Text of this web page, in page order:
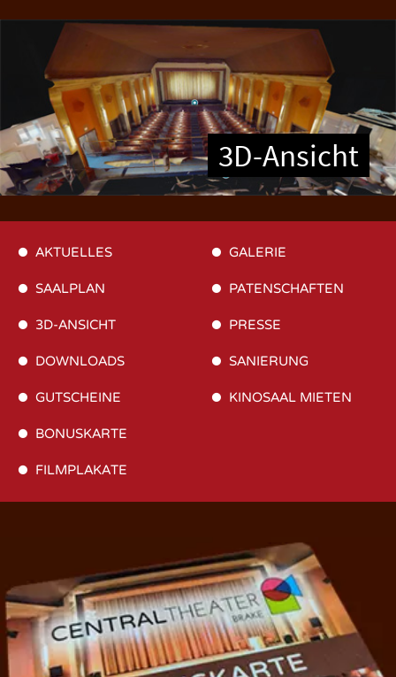
3D-Ansicht
AKTUELLES
SAALPLAN
3D-ANSICHT
DOWNLOADS
GUTSCHEINE
BONUSKARTE
FILMPLAKATE
GALERIE
PATENSCHAFTEN
PRESSE
SANIERUNG
KINOSAAL MIETEN